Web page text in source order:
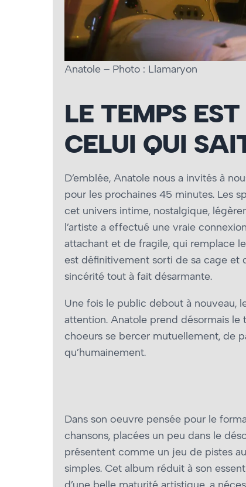
Anatole – Photo : Llamaryon
LE TEMPS
CELUI QUI
D’emblée, Anatole nous a invités à
pour les prochaines 45 minutes. Les
cet univers intime, nostalgique,
l’artiste a effectué une vraie
attachant et de fragile, qui remplace
est définitivement sorti de sa cage et
sincérité tout à fait désarmante.
Une fois le public debout à nouveau,
attention. Anatole prend désormais le
chœurs se bercer mutuellement, de
qu’humainement.
Dans son œuvre pensée pour le
chansons, placées un peu dans le
présentent comme un jeu de pistes
simples. Cet album réduit à son
d’une belle maturité artistique, a